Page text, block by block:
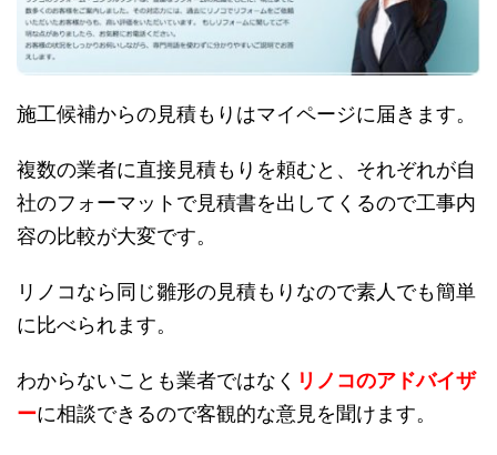
施工候補からの見積もりはマイページに届きます。
複数の業者に直接見積もりを頼むと、それぞれが自
社のフォーマットで見積書を出してくるので工事内
容の比較が大変です。
リノコなら同じ雛形の見積もりなので素人でも簡単
に比べられます。
わからないことも業者ではなく リノコのアドバイザ
ーに相談できるので客観的な意見を聞けます。